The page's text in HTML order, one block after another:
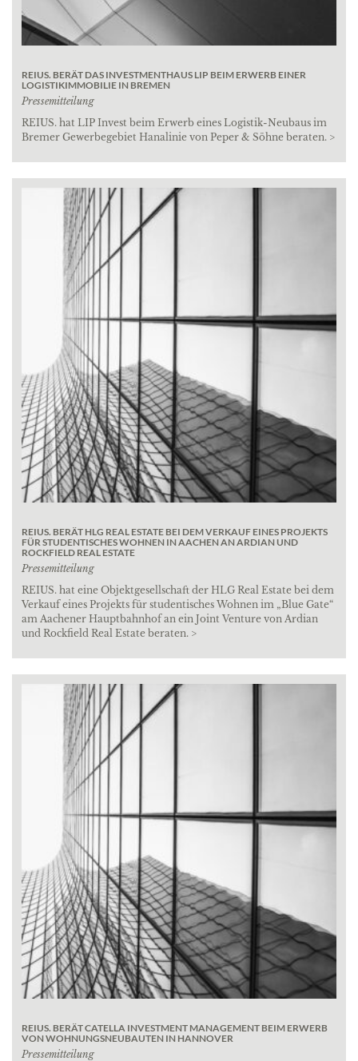
REIUS. BERÄT DAS INVESTMENTHAUS LIP BEIM ERWERB EINER
LOGISTIKIMMOBILIE IN BREMEN
Pressemitteilung
REIUS. hat LIP Invest beim Erwerb eines Logistik-Neubaus im
Bremer Gewerbegebiet Hanalinie von Peper & Söhne beraten. >
REIUS. BERÄT HLG REAL ESTATE BEI DEM VERKAUF EINES PROJEKTS
FÜR STUDENTISCHES WOHNEN IN AACHEN AN ARDIAN UND
ROCKFIELD REAL ESTATE
Pressemitteilung
REIUS. hat eine Objektgesellschaft der HLG Real Estate bei dem
Verkauf eines Projekts für studentisches Wohnen im „Blue Gate“
am Aachener Hauptbahnhof an ein Joint Venture von Ardian
und Rockfield Real Estate beraten. >
REIUS. BERÄT CATELLA INVESTMENT MANAGEMENT BEIM ERWERB
VON WOHNUNGSNEUBAUTEN IN HANNOVER
Pressemitteilung